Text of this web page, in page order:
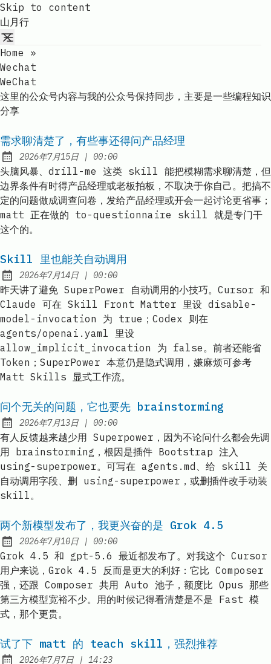
Skip to content
山月行
Home
»
Wechat
WeChat
这里的公众号内容与我的公众号保持同步，主要是一些编程知识
分享
需求聊清楚了，有些事还得问产品经理
Published:
2026年7月15日 | at
00:00
头脑风暴、drill-me 这类 skill 能把模糊需求聊清楚，但
边界条件有时得产品经理或老板拍板，不取决于你自己。把搞不
定的问题做成调查问卷，发给产品经理或开会一起讨论更省事；
matt 正在做的 to-questionnaire skill 就是专门干
这个的。
Skill 里也能关自动调用
Published:
2026年7月14日 | at
00:00
昨天讲了避免 SuperPower 自动调用的小技巧。Cursor 和
Claude 可在 Skill Front Matter 里设 disable-
model-invocation 为 true；Codex 则在
agents/openai.yaml 里设
allow_implicit_invocation 为 false。前者还能省
Token；SuperPower 本意仍是隐式调用，嫌麻烦可参考
Matt Skills 显式工作流。
问个无关的问题，它也要先 brainstorming
Published:
2026年7月13日 | at
00:00
有人反馈越来越少用 Superpower，因为不论问什么都会先调
用 brainstorming，根因是插件 Bootstrap 注入
using-superpower。可写在 agents.md、给 skill 关
自动调用字段、删 using-superpower，或删插件改手动装
skill。
两个新模型发布了，我更兴奋的是 Grok 4.5
Published:
2026年7月10日 | at
00:00
Grok 4.5 和 gpt-5.6 最近都发布了。对我这个 Cursor
用户来说，Grok 4.5 反而是更大的利好：它比 Composer
强，还跟 Composer 共用 Auto 池子，额度比 Opus 那些
第三方模型宽裕不少。用的时候记得看清楚是不是 Fast 模
式，那个更贵。
试了下 matt 的 teach skill，强烈推荐
2026年7月7日 | at
14:23